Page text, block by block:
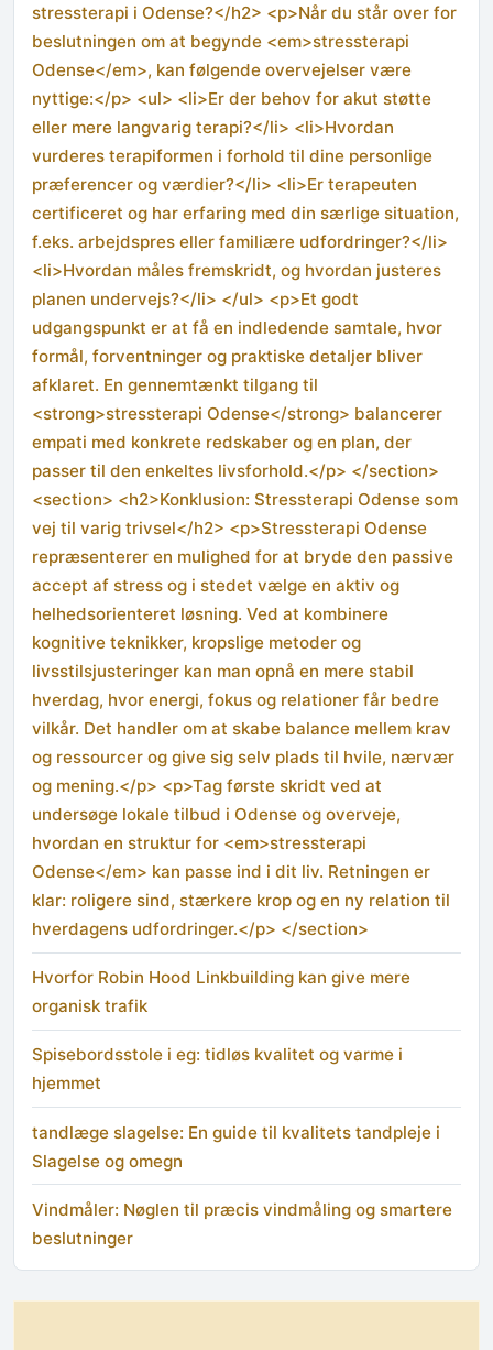
stressterapi i Odense?</h2> <p>Når du står over for
beslutningen om at begynde <em>stressterapi
Odense</em>, kan følgende overvejelser være
nyttige:</p> <ul> <li>Er der behov for akut støtte
eller mere langvarig terapi?</li> <li>Hvordan
vurderes terapiformen i forhold til dine personlige
præferencer og værdier?</li> <li>Er terapeuten
certificeret og har erfaring med din særlige situation,
f.eks. arbejdspres eller familiære udfordringer?</li>
<li>Hvordan måles fremskridt, og hvordan justeres
planen undervejs?</li> </ul> <p>Et godt
udgangspunkt er at få en indledende samtale, hvor
formål, forventninger og praktiske detaljer bliver
afklaret. En gennemtænkt tilgang til
<strong>stressterapi Odense</strong> balancerer
empati med konkrete redskaber og en plan, der
passer til den enkeltes livsforhold.</p> </section>
<section> <h2>Konklusion: Stressterapi Odense som
vej til varig trivsel</h2> <p>Stressterapi Odense
repræsenterer en mulighed for at bryde den passive
accept af stress og i stedet vælge en aktiv og
helhedsorienteret løsning. Ved at kombinere
kognitive teknikker, kropslige metoder og
livsstilsjusteringer kan man opnå en mere stabil
hverdag, hvor energi, fokus og relationer får bedre
vilkår. Det handler om at skabe balance mellem krav
og ressourcer og give sig selv plads til hvile, nærvær
og mening.</p> <p>Tag første skridt ved at
undersøge lokale tilbud i Odense og overveje,
hvordan en struktur for <em>stressterapi
Odense</em> kan passe ind i dit liv. Retningen er
klar: roligere sind, stærkere krop og en ny relation til
hverdagens udfordringer.</p> </section>
Hvorfor Robin Hood Linkbuilding kan give mere
organisk trafik
Spisebordsstole i eg: tidløs kvalitet og varme i
hjemmet
tandlæge slagelse: En guide til kvalitets tandpleje i
Slagelse og omegn
Vindmåler: Nøglen til præcis vindmåling og smartere
beslutninger